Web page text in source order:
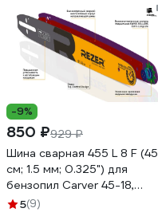
-9%
850 ₽929 ₽
Шина сварная 455 L 8 F (45
см; 1.5 мм; 0.325") для
бензопил Carver 45-18,
Forward, Patriot, BGT 18
5(9)